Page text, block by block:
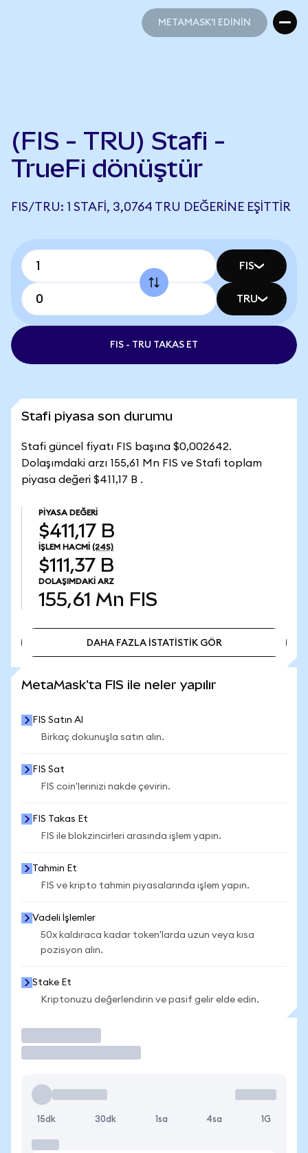
METAMASK'I EDİNİN
(FIS - TRU) Stafi -
TrueFi dönüştür
FIS/TRU: 1 STAFI, 3,0764 TRU DEĞERINE EŞITTIR
FIS
TRU
FIS - TRU TAKAS ET
Stafi piyasa son durumu
Stafi güncel fiyatı FIS başına $0,002642.
Dolaşımdaki arzı 155,61 Mn FIS ve Stafi toplam
piyasa değeri $411,17 B .
PIYASA DEĞERI
$411,17 B
İŞLEM HACMI (24S)
$111,37 B
DOLAŞIMDAKI ARZ
155,61 Mn FIS
DAHA FAZLA İSTATİSTİK GÖR
MetaMask'ta FIS ile neler yapılır
FIS Satın Al
Birkaç dokunuşla satın alın.
FIS Sat
FIS coin'lerinizi nakde çevirin.
FIS Takas Et
FIS ile blokzincirleri arasında işlem yapın.
Tahmin Et
FIS ve kripto tahmin piyasalarında işlem yapın.
Vadeli İşlemler
50x kaldıraca kadar token'larda uzun veya kısa
pozisyon alın.
Stake Et
Kriptonuzu değerlendirin ve pasif gelir elde edin.
15dk 30dk 1sa 4sa 1G